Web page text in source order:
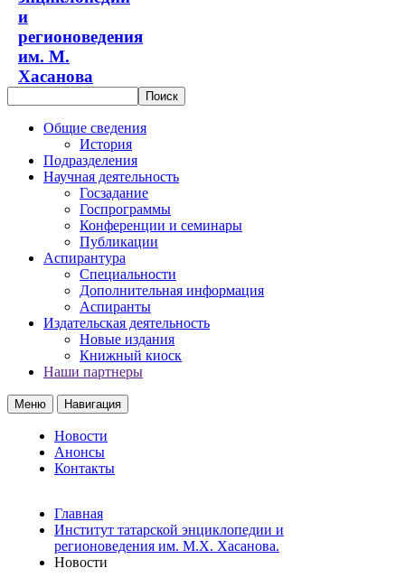
и
регионоведения
им. М.
Хасанова
Общие сведения
История
Подразделения
Научная деятельность
Госзадание
Госпрограммы
Конференции и семинары
Публикации
Аспирантура
Специальности
Дополнительная информация
Аспиранты
Издательская деятельность
Новые издания
Книжный киоск
Наши партнеры
Меню Навигация
Новости
Анонсы
Контакты
Главная
Институт татарской энциклопедии и
регионоведения им. М.Х. Хасанова.
Новости